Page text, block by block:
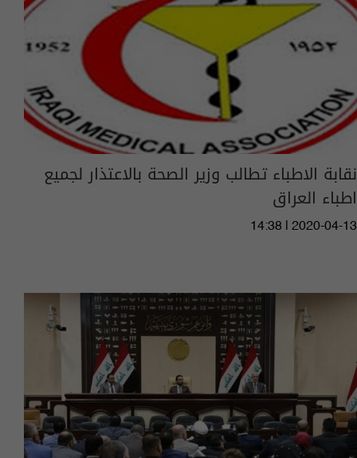
نقابة الاطباء تطالب وزير الصحة بالاعتذار لجميع
اطباء العراق
14:38 | 2020-04-13